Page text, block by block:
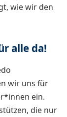
wie wir den
alle da!
wir uns für
ein.
die nur